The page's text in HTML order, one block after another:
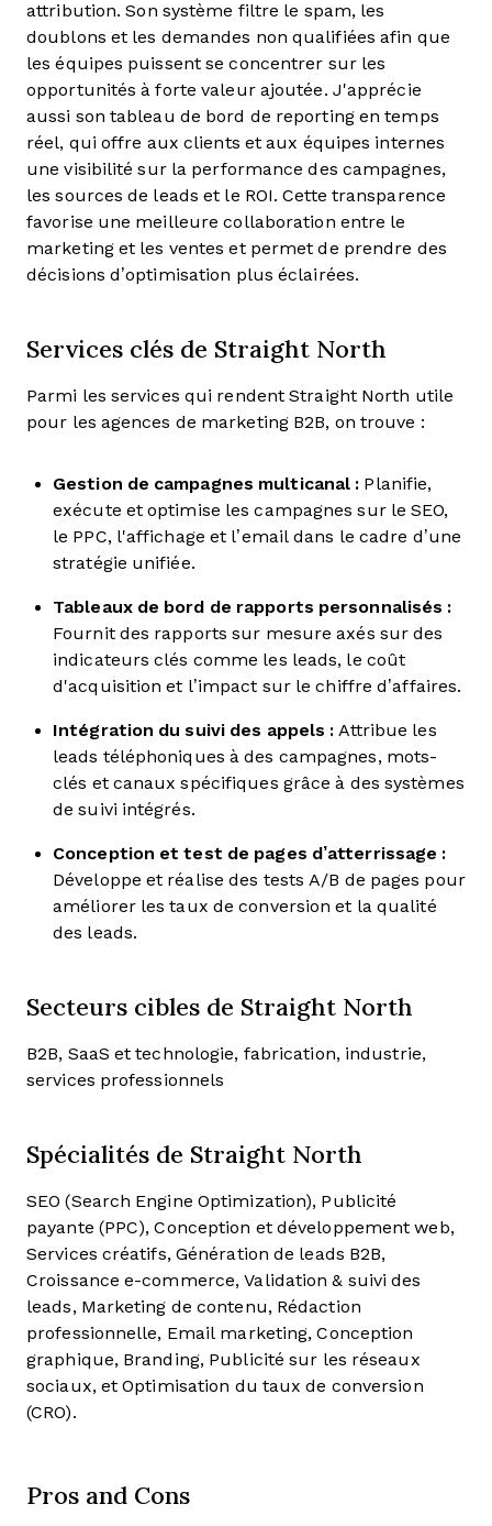
attribution. Son système filtre le spam, les
doublons et les demandes non qualifiées afin que
les équipes puissent se concentrer sur les
opportunités à forte valeur ajoutée. J'apprécie
aussi son tableau de bord de reporting en temps
réel, qui offre aux clients et aux équipes internes
une visibilité sur la performance des campagnes,
les sources de leads et le ROI. Cette transparence
favorise une meilleure collaboration entre le
marketing et les ventes et permet de prendre des
décisions d’optimisation plus éclairées.
Services clés de Straight North
Parmi les services qui rendent Straight North utile
pour les agences de marketing B2B, on trouve :
Gestion de campagnes multicanal : Planifie,
exécute et optimise les campagnes sur le SEO,
le PPC, l'affichage et l’email dans le cadre d’une
stratégie unifiée.
Tableaux de bord de rapports personnalisés :
Fournit des rapports sur mesure axés sur des
indicateurs clés comme les leads, le coût
d'acquisition et l’impact sur le chiffre d’affaires.
Intégration du suivi des appels : Attribue les
leads téléphoniques à des campagnes, mots-
clés et canaux spécifiques grâce à des systèmes
de suivi intégrés.
Conception et test de pages d’atterrissage :
Développe et réalise des tests A/B de pages pour
améliorer les taux de conversion et la qualité
des leads.
Secteurs cibles de Straight North
B2B, SaaS et technologie, fabrication, industrie,
services professionnels
Spécialités de Straight North
SEO (Search Engine Optimization), Publicité
payante (PPC), Conception et développement web,
Services créatifs, Génération de leads B2B,
Croissance e-commerce, Validation & suivi des
leads, Marketing de contenu, Rédaction
professionnelle, Email marketing, Conception
graphique, Branding, Publicité sur les réseaux
sociaux, et Optimisation du taux de conversion
(CRO).
Pros and Cons